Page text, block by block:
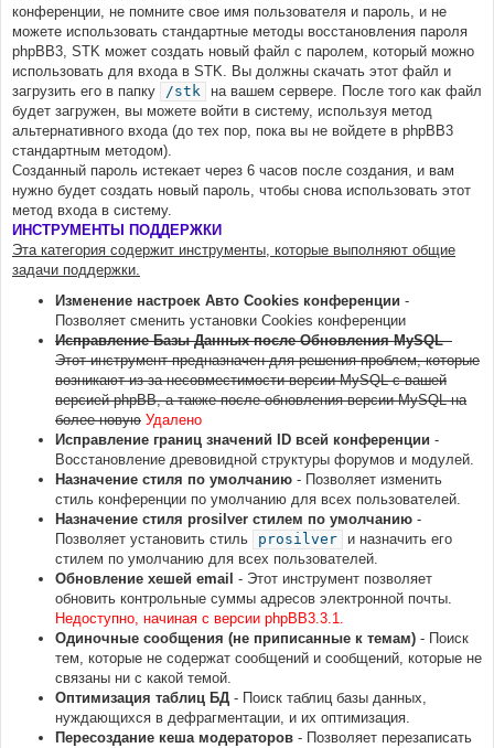
конференции, не помните свое имя пользователя и пароль, и не
можете использовать стандартные методы восстановления пароля
phpBB3, STK может создать новый файл с паролем, который можно
использовать для входа в STK. Вы должны скачать этот файл и
загрузить его в папку
/stk
на вашем сервере. После того как файл
будет загружен, вы можете войти в систему, используя метод
альтернативного входа (до тех пор, пока вы не войдете в phpBB3
стандартным методом).
Созданный пароль истекает через 6 часов после создания, и вам
нужно будет создать новый пароль, чтобы снова использовать этот
метод входа в систему.
ИНСТРУМЕНТЫ ПОДДЕРЖКИ
Эта категория содержит инструменты, которые выполняют общие
задачи поддержки.
Изменение настроек Авто Cookies конференции -
Позволяет сменить установки Cookies конференции
Исправление Базы Данных после Обновления MySQL-
Этот инструмент предназначен для решения проблем, которые
возникают из-за несовместимости версии MySQL с вашей
версией phpBB, а также после обновления версии MySQL на
более новую Удалено
Исправление границ значений ID всей конференции -
Восстановление древовидной структуры форумов и модулей.
Назначение стиля по умолчанию - Позволяет изменить
стиль конференции по умолчанию для всех пользователей.
Назначение стиля prosilver стилем по умолчанию -
Позволяет установить стиль
prosilver
и назначить его
стилем по умолчанию для всех пользователей.
Обновление хешей email - Этот инструмент позволяет
обновить контрольные суммы адресов электронной почты.
Недоступно, начиная с версии phpBB3.3.1.
Одиночные сообщения (не приписанные к темам) - Поиск
тем, которые не содержат сообщений и сообщений, которые не
связаны ни с какой темой.
Оптимизация таблиц БД - Поиск таблиц базы данных,
нуждающихся в дефрагментации, и их оптимизация.
Пересоздание кеша модераторов - Позволяет перезаписать